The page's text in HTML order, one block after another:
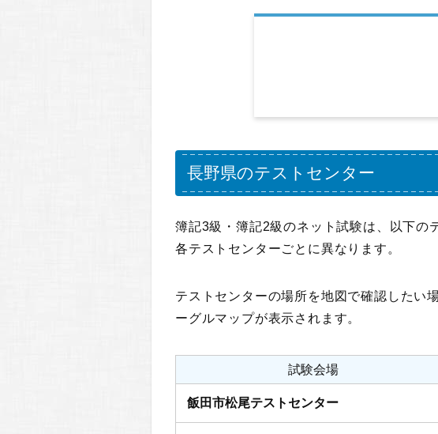
長野県のテストセンター
簿記3級・簿記2級のネット試験は、以下の
各テストセンターごとに異なります。
テストセンターの場所を地図で確認したい
ーグルマップが表示されます。
試験会場
飯田市松尾テストセンター